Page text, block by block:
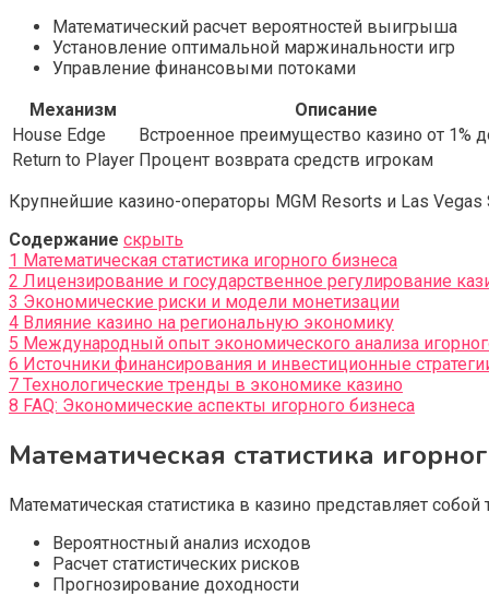
Математический расчет вероятностей выигрыша
Установление оптимальной маржинальности игр
Управление финансовыми потоками
Механизм
Описание
House Edge
Встроенное преимущество казино от 1%
Return to Player Процент возврата средств игрокам
Крупнейшие казино-операторы MGM Resorts и Las
Содержание скрыть
1 Математическая статистика игорного бизнеса
2 Лицензирование и государственное регулирование
3 Экономические риски и модели монетизации
4 Влияние казино на региональную экономику
5 Международный опыт экономического анализа
6 Источники финансирования и инвестиционные
7 Технологические тренды в экономике казино
8 FAQ: Экономические аспекты игорного бизнеса
Математическая статистика
Математическая статистика в казино представляет
Вероятностный анализ исходов
Расчет статистических рисков
Прогнозирование доходности